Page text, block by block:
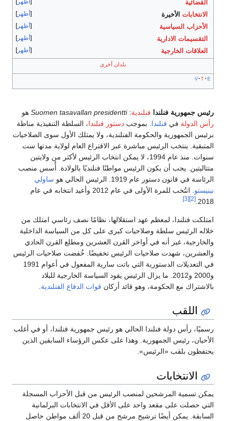
أظهر القضائية
أظهر الانتخابات الأخيرة
أظهر الأحزاب السياسية
أظهر التقسيمات الادارية
أظهر العلاقات الخارجية
بلدان أخرى
v t e
رئيس جمهورية فنلندا فنلندية:
Suomen tasavallan presidentti هو
رأس الدولة في فنلندا . بموجب دستور فنلندا، السلطة التنفيذية مناطة
برئيس الجمهورية والحكومة الفنلندية، ولا يمتلك الأول سوى الصلاحيات
المتبقية. ينتخب الرئيس مباشرة عبر الاقتراع العام لولاية مدتها ست
سنوات. منذ عام 1994، لا يمكن انتخاب الرئيس لأكثر من ولايتين
متتاليتين. يجب أن يكون الرئيس مواطنًا فنلنديًا بالولادة. أُسس منصب
الرئاسة في قانون دستور عام 1919. الرئيس الحالي هو
ساولي
نينيستو
. انتُخب للمرة الأولى في عام 2012 وأعيد انتخابه في عام
2018.
[2]
[3]
امتلكت فنلندا، لمعظم عهد استقلالها، نظامًا نصف رئاسي امتلك من
خلاله الرئيس سلطة وصلاحيات كبرى على كل من السياسة الداخلية
والخارجية، غير أنه في أواخر القرن العشرين ومطلع القرن الحادي
والعشرين، شهدت صلاحيات الرئيس تخفيضًا. خُفضت صلاحيات الرئيس
في التعديلات الدستورية التي باتت سارية المفعول في أعوام 1991
و2000 و2012. ما يزال الرئيس يقود السياسة الخارجية للبلاد
بالاشتراك مع الحكومة، وهو قائد أركان قوات الدفاع الفنلندية
اللقب
رسميًا، رأس دولة فنلندا الحالي هو رئيس جمهورية فنلندا، أو في أغلب
الأحيان، رئيس الجمهورية. وهذا على عكس الرؤساء السابقين الذين
يحتفظون بلقب «الرئيس».
الانتخابات
يمكن تسمية المرشحين لمنصب الرئيس من قبل الأحزاب المسجلة
التي حصلت على مقعد واحد على الأقل في الانتخابات البرلمانية
السابقة. يمكن أيضًا ترشيح مرشح من قبل 20 ألف مواطن حاصل